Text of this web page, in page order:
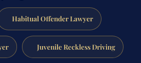
Habitual Offender Lawyer
Juvenile Reckless Driving